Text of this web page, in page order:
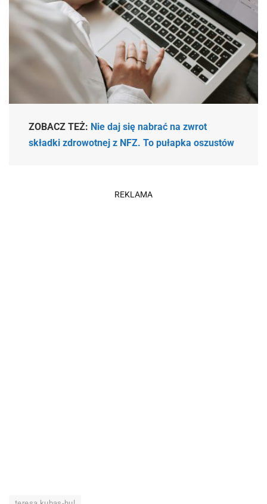
ZOBACZ TEŻ: Nie daj się nabrać na zwrot
składki zdrowotnej z NFZ. To pułapka oszustów
REKLAMA